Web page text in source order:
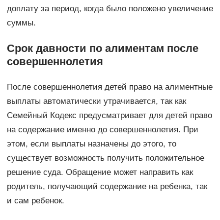
доплату за период, когда было положено увеличение
суммы.
Срок давности по алиментам после
совершеннолетия
После совершеннолетия детей право на алиментные
выплаты автоматически утрачивается, так как
Семейный Кодекс предусматривает для детей право
на содержание именно до совершеннолетия. При
этом, если выплаты назначены до этого, то
существует возможность получить положительное
решение суда. Обращение может направить как
родитель, получающий содержание на ребенка, так
и сам ребенок.